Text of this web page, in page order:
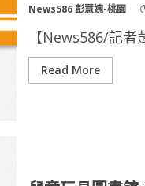
News586 彭慧婉-桃園
【News586/記
Read More